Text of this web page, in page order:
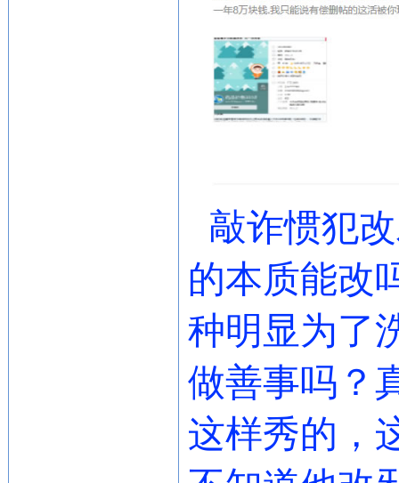
敲诈惯犯
的本质能改
种明显为了
做善事吗？
这样秀的，